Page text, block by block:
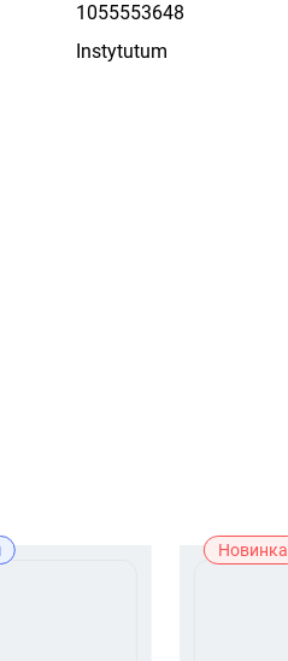
1055553648
Instytutum
Новинка